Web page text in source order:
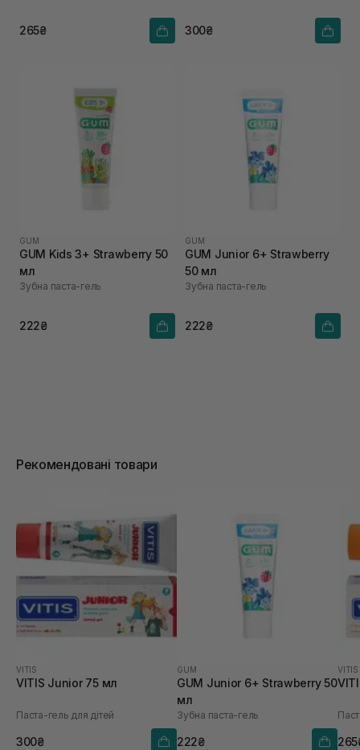
265₴ 300₴
GUM
GUM Kids 3+ Strawberry 50
мл
Зубна паста-гель
222₴
GUM
GUM Junior 6+ Strawberry
50 мл
Зубна паста-гель
222₴
Рекомендовані товари
VITIS
VITIS Junior 75 мл
Паста-гель для дітей
300₴
GUM
GUM Junior 6+ Strawberry 50
мл
Зубна паста-гель
222₴
VITIS